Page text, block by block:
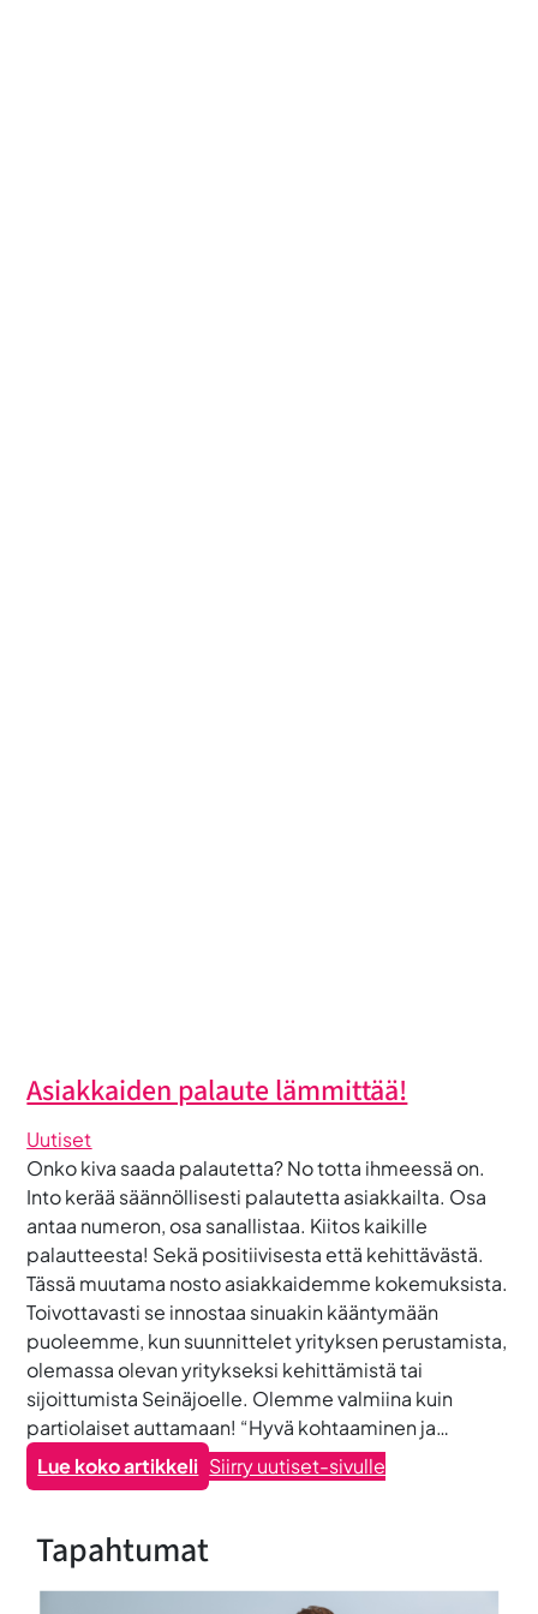
Asiakkaiden palaute lämmittää!
Uutiset
Onko kiva saada palautetta? No totta ihmeessä on.
Into kerää säännöllisesti palautetta asiakkailta. Osa
antaa numeron, osa sanallistaa. Kiitos kaikille
palautteesta! Sekä positiivisesta että kehittävästä.
Tässä muutama nosto asiakkaidemme kokemuksista.
Toivottavasti se innostaa sinuakin kääntymään
puoleemme, kun suunnittelet yrityksen perustamista,
olemassa olevan yritykseksi kehittämistä tai
sijoittumista Seinäjoelle. Olemme valmiina kuin
partiolaiset auttamaan! “Hyvä kohtaaminen ja…
Lue koko artikkeli
A
i
Siirry uutiset-sivulle
Tapahtumat